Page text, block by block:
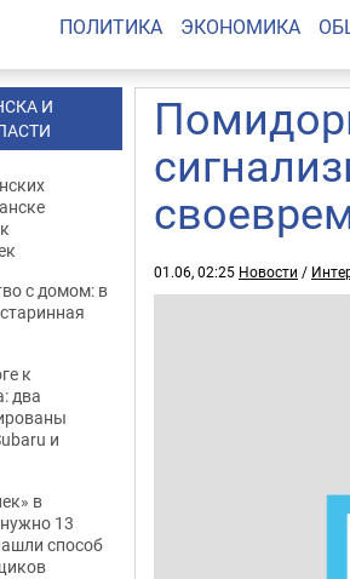
ПОЛИТИКА ЭКОНОМИКА
01.06, 02:25 Новости /
И
с домом: в
к
два
и
в
13
способ